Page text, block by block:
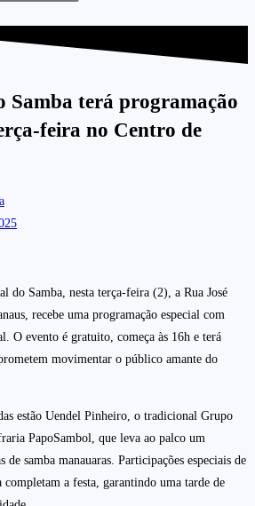
Samba terá programação
feira no Centro de
do Samba, nesta terça-feira (2), a Rua José
recebe uma programação especial com
O evento é gratuito, começa às 16h e terá
movimentar o público amante do
estão Uendel Pinheiro, o tradicional Grupo
PapoSambol, que leva ao palco um
de samba manauaras. Participações especiais de
a festa, garantindo uma tarde de